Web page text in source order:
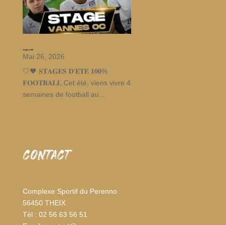
Stages d’été
Mai 26, 2026
🤍🖤 𝐒𝐓𝐀𝐆𝐄𝐒 𝐃’𝐄́𝐓𝐄́ 𝟏𝟎𝟎%
𝐅𝐎𝐎𝐓𝐁𝐀𝐋𝐋 Cet été, viens vivre 4
semaines de football au...
CONTACT
Complexe Sportif du Perenno
56450 THEIX
Tèl : 02 56 63 56 51